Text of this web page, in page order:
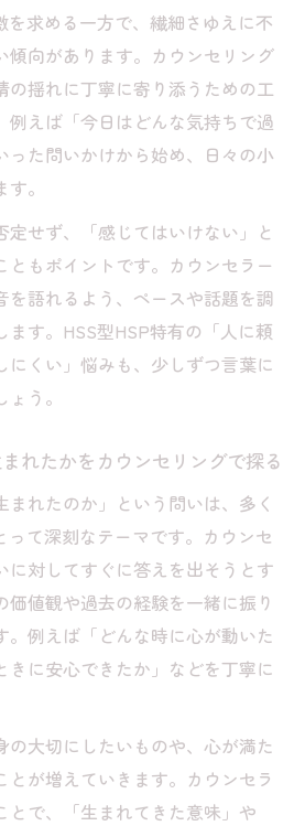
矛盾した特性にカウンセリン
グで自分の気質をやさしく受
迷いにカウンセリングが寄り
グを通して特性を強みに変え
葛藤解消に役立つカウンセリ
時カウンセリングが与えるヒ
納得できる人生観をカウンセ
原因をカウンセリングで明ら
グで自己価値を見出すプロセ
するカウンセリングのプロセ
を求める一方で、繊細さゆえに不
傾向があります。カウンセリング
の揺れに丁寧に寄り添うための工
例えば「今日はどんな気持ちで過
った問いかけから始め、日々の小
。
定せず、「感じてはいけない」と
ともポイントです。カウンセラー
を語れるよう、ペースや話題を調
ます。HSS型HSP特有の「人に頼
にくい」悩みも、少しずつ言葉に
う。
れたかをカウンセリングで探る
まれたのか」という問いは、多く
って深刻なテーマです。カウンセ
に対してすぐに答えを出そうとす
価値観や過去の経験を一緒に振り
。例えば「どんな時に心が動いた
きに安心できたか」などを丁寧に
の大切にしたいものや、心が満た
とが増えていきます。カウンセラ
とで、「生まれてきた意味」や